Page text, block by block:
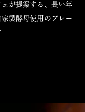
が提案する、長い年
製酵母使用のプレー